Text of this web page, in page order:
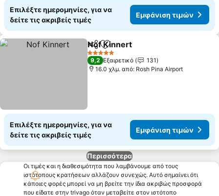
Επιλέξτε ημερομηνίες, για να
δείτε τις ακριβείς τιμές
Εμφάνιση τιμών
Κοινοποίηση
Προσθήκη στα αγαπημένα
Nof Kinnert
5 Αστέρια
9,2 Εξαιρετικό
131
16.0 χλμ. από: Rosh Pina Airport
Επιλέξτε ημερομηνίες, για να
δείτε τις ακριβείς τιμές
Εμφάνιση τιμών
Περισσότερα
Οι τιμές και η διαθεσιμότητα που λαμβάνουμε από τους
ιστότοπους κρατήσεων αλλάζουν συνεχώς. Αυτό σημαίνει ότι
κάποιες φορές μπορεί να μη βρείτε την ίδια ακριβώς προσφορά
που είδατε στην trivago όταν μεταβείτε στον ιστότοπο